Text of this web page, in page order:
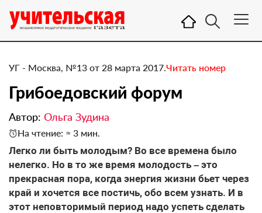
УГ - Москва, №13 от 28 марта 2017.Читать номер
Грибоедовский форум
Автор: Ольга Зудина
На чтение: ≈ 3 мин.
​Легко ли быть молодым? Во все времена было
нелегко. Но в то же время молодость – это
прекрасная пора, когда энергия жизни бьет через
край и хочется все постичь, обо всем узнать. И в
этот неповторимый период надо успеть сделать